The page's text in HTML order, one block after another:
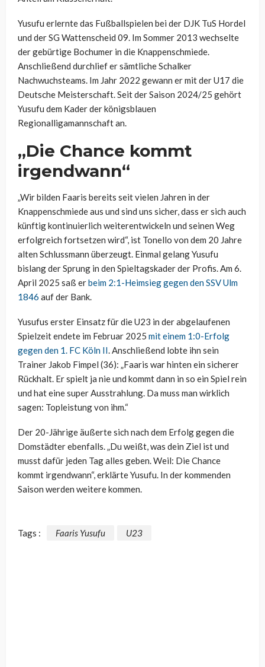
Yusufu erlernte das Fußballspielen bei der DJK TuS Hordel
und der SG Wattenscheid 09. Im Sommer 2013 wechselte
der gebürtige Bochumer in die Knappenschmiede.
Anschließend durchlief er sämtliche Schalker
Nachwuchsteams. Im Jahr 2022 gewann er mit der U17 die
Deutsche Meisterschaft. Seit der Saison 2024/25 gehört
Yusufu dem Kader der königsblauen
Regionalligamannschaft an.
„Die Chance kommt
irgendwann“
„Wir bilden Faaris bereits seit vielen Jahren in der
Knappenschmiede aus und sind uns sicher, dass er sich auch
künftig kontinuierlich weiterentwickeln und seinen Weg
erfolgreich fortsetzen wird“, ist Tonello von dem 20 Jahre
alten Schlussmann überzeugt. Einmal gelang Yusufu
bislang der Sprung in den Spieltagskader der Profis. Am 6.
April 2025 saß erbeim 2:1-Heimsieg gegen den SSV Ulm
1846 auf der Bank.
Yusufus erster Einsatz für die U23 in der abgelaufenen
Spielzeit endete im Februar 2025 mit einem 1:0-Erfolg
gegen den 1. FC Köln II. Anschließend lobte ihn sein
Trainer Jakob Fimpel (36): „Faaris war hinten ein sicherer
Rückhalt. Er spielt ja nie und kommt dann in so ein Spiel rein
und hat eine super Ausstrahlung. Da muss man wirklich
sagen: Topleistung von ihm.“
Der 20-Jährige äußerte sich nach dem Erfolg gegen die
Domstädter ebenfalls. „Du weißt, was dein Ziel ist und
musst dafür jeden Tag alles geben. Weil: Die Chance
kommt irgendwann“, erklärte Yusufu. In der kommenden
Saison werden weitere kommen.
Tags : Faaris Yusufu U23